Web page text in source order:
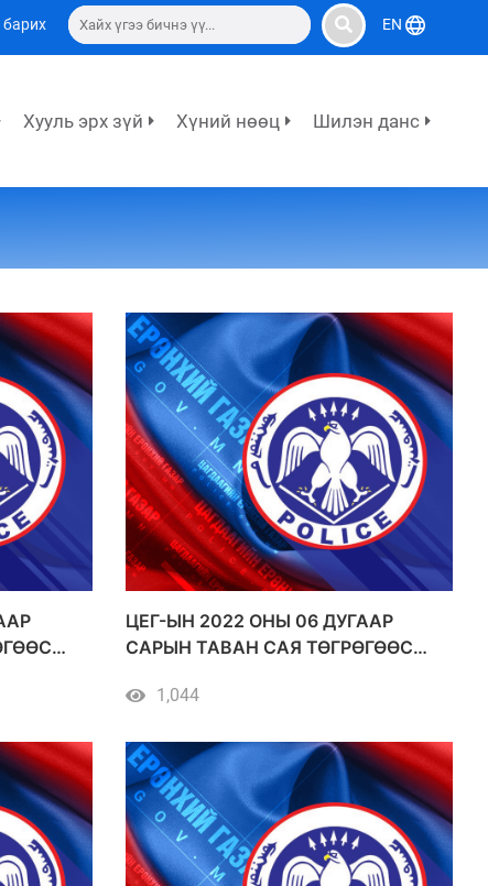
EN
Хууль эрх зүй Хүний нөөц Шилэн данс
ЦЕГ-ЫН 2022 ОНЫ 06 ДУГААР
САРЫН ТАВАН САЯ ТӨГРӨГӨӨС
ХУДАЛДАН АВАЛТ
1,044